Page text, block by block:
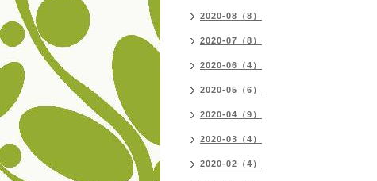
2020-08（8）
2020-07（8）
2020-06（4）
2020-05（6）
2020-04（9）
2020-03（4）
2020-02（4）